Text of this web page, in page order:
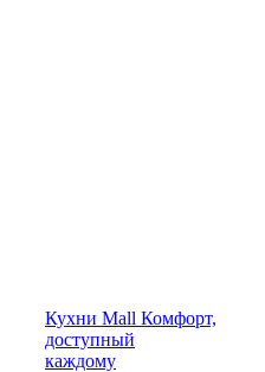
Кухни Mall Комфорт,
доступный
каждому